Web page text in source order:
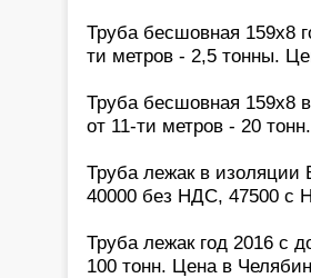
Труба бесшовная 159х8
ти метров - 2,5 тонны.
Труба бесшовная 159х8
от 11-ти метров - 20
Труба лежак в изоляции
40000 без НДС, 47500 с
Труба лежак год 2016 с
100 тонн. Цена в